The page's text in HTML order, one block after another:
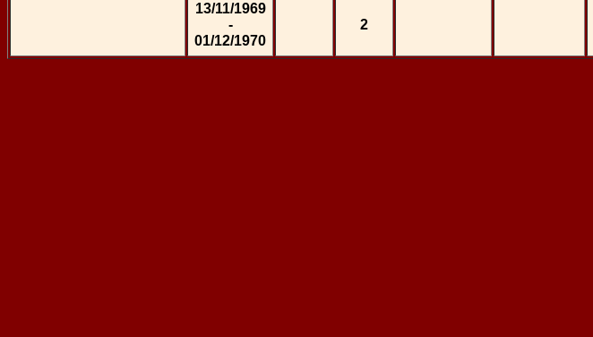
13/11/1969
-
01/12/1970
2